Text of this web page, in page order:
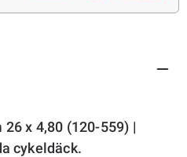
x 4,80 (120-559) |
cykeldäck.